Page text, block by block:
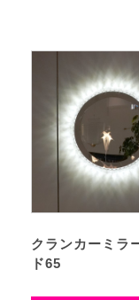
クランカーミラ
ド65